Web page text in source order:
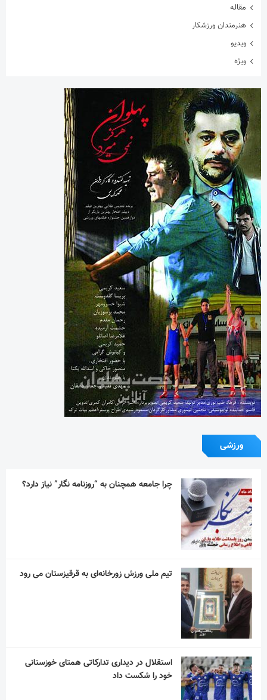
مقاله
هنرمندان ورزشکار
ویدیو
ویژه
ورزشی
چرا جامعه همچنان به “روزنامه نگار” نیاز دارد؟
تیم ملی ورزش زورخانه‌ای به قرقیزستان می رود
استقلال در دیداری تدارکاتی همتای خوزستانی
خود را شکست داد